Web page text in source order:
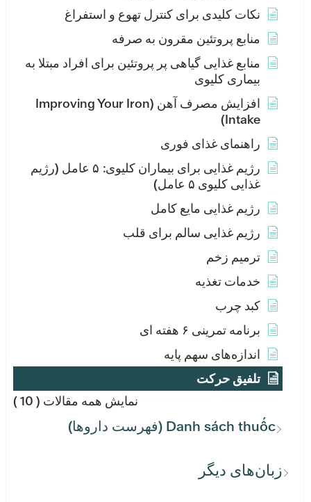
نکات کلیدی برای کنترل تهوع و استفراغ
منابع پروتئین مقرون به صرفه
منابع غذایی گیاهی پر پروتئین برای افراد مبتلا به
بیماری کلیوی
افزایش مصرف آهن (Improving Your Iron
Intake)
راهنمای غذای فوری
رژیم غذایی برای بیماران کلیوی: ۵ عامل (رژیم
غذایی کلیوی ۵ عامل)
رژیم غذایی مایع کامل
رژیم غذایی سالم برای قلب
ترمیم زخم
خدمات تغذیه
کبد چرب
برنامه تمرینی ۶ هفته ای
اندازه‌های سهم پایه
تلفیق حرکت
نمایش همه مقالات ( 10 )
Danh sách thuốc (فهرست داروها)
زبان‌های دیگر